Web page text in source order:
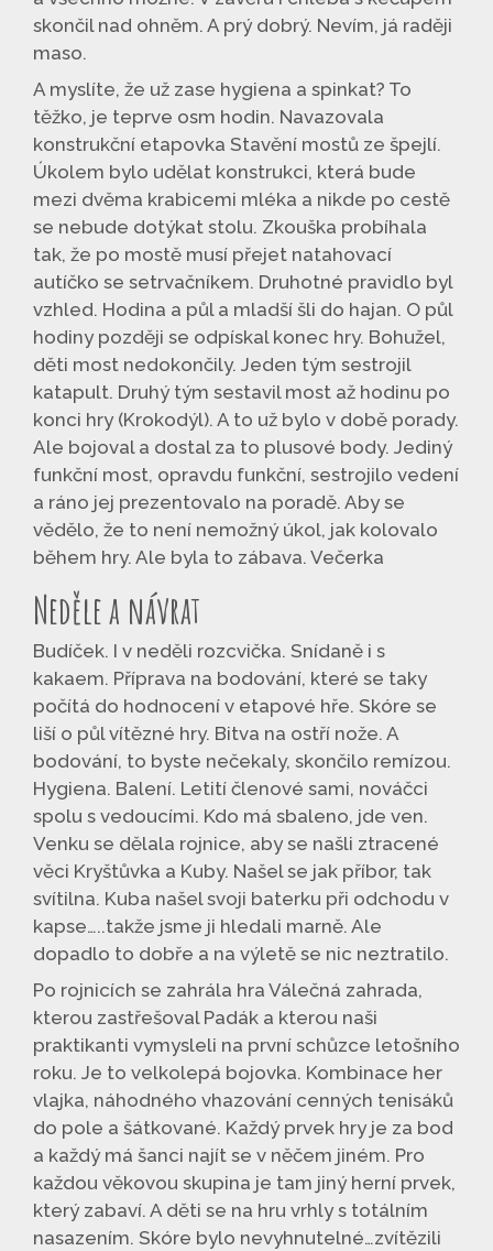
skončil nad ohněm. A prý dobrý. Nevím, já raději
maso.
A myslíte, že už zase hygiena a spinkat? To
těžko, je teprve osm hodin. Navazovala
konstrukční etapovka Stavění mostů ze špejlí.
Úkolem bylo udělat konstrukci, která bude
mezi dvěma krabicemi mléka a nikde po cestě
se nebude dotýkat stolu. Zkouška probíhala
tak, že po mostě musí přejet natahovací
autíčko se setrvačníkem. Druhotné pravidlo byl
vzhled. Hodina a půl a mladší šli do hajan. O půl
hodiny později se odpískal konec hry. Bohužel,
děti most nedokončily. Jeden tým sestrojil
katapult. Druhý tým sestavil most až hodinu po
konci hry (Krokodýl). A to už bylo v době porady.
Ale bojoval a dostal za to plusové body. Jediný
funkční most, opravdu funkční, sestrojilo vedení
a ráno jej prezentovalo na poradě. Aby se
vědělo, že to není nemožný úkol, jak kolovalo
během hry. Ale byla to zábava. Večerka
Neděle a návrat
Budíček. I v neděli rozcvička. Snídaně i s
kakaem. Příprava na bodování, které se taky
počítá do hodnocení v etapové hře. Skóre se
liší o půl vítězné hry. Bitva na ostří nože. A
bodování, to byste nečekaly, skončilo remízou.
Hygiena. Balení. Letití členové sami, nováčci
spolu s vedoucími. Kdo má sbaleno, jde ven.
Venku se dělala rojnice, aby se našli ztracené
věci Kryštůvka a Kuby. Našel se jak příbor, tak
svítilna. Kuba našel svoji baterku při odchodu v
kapse…..takže jsme ji hledali marně. Ale
dopadlo to dobře a na výletě se nic neztratilo.
Po rojnicích se zahrála hra Válečná zahrada,
kterou zastřešoval Padák a kterou naši
praktikanti vymysleli na první schůzce letošního
roku. Je to velkolepá bojovka. Kombinace her
vlajka, náhodného vhazování cenných tenisáků
do pole a šátkované. Každý prvek hry je za bod
a každý má šanci najít se v něčem jiném. Pro
každou věkovou skupina je tam jiný herní prvek,
který zabaví. A děti se na hru vrhly s totálním
nasazením. Skóre bylo nevyhnutelné…zvítězili